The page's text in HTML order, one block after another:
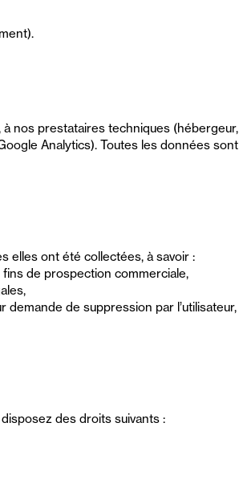
nos prestataires techniques (hébergeur,
Analytics). Toutes les données sont
elles ont été collectées, à savoir :
de prospection commerciale,
de suppression par l’utilisateur,
des droits suivants :